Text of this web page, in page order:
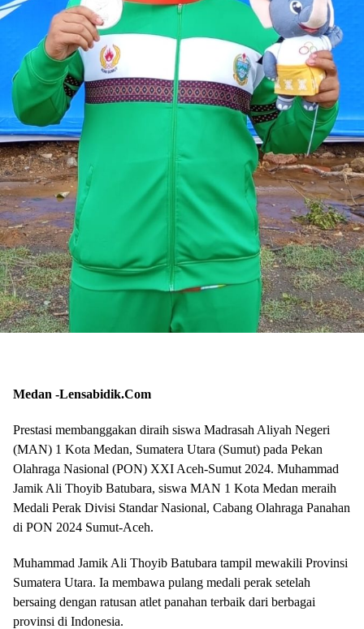
Medan -Lensabidik.Com
Prestasi membanggakan diraih siswa Madrasah Aliyah Negeri
(MAN) 1 Kota Medan, Sumatera Utara (Sumut) pada Pekan
Olahraga Nasional (PON) XXI Aceh-Sumut 2024. Muhammad
Jamik Ali Thoyib Batubara, siswa MAN 1 Kota Medan meraih
Medali Perak Divisi Standar Nasional, Cabang Olahraga Panahan
di PON 2024 Sumut-Aceh.
Muhammad Jamik Ali Thoyib Batubara tampil mewakili Provinsi
Sumatera Utara. Ia membawa pulang medali perak setelah
bersaing dengan ratusan atlet panahan terbaik dari berbagai
provinsi di Indonesia.